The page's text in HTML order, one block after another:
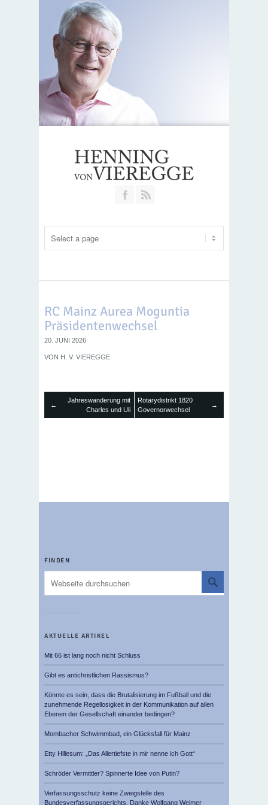
Join our Facebook Group
RC Mainz Aurea Moguntia
Präsidentenwechsel
20. JUNI 2026
VON H. V. VIEREGGE
←
Jahreswanderung mit
Charles und Uli
Rotarydistrikt 1820
Governorwechsel
→
FINDEN
AKTUELLE ARTIKEL
Mit 66 ist lang noch nicht Schluss
Gibt es antichristlichen Rassismus?
Könnte es sein, dass die Brutalisierung im Fußball und die
zunehmende Regellosigkeit in der Kommunikation auf allen
Ebenen der Gesellschaft einander bedingen?
Mombacher Schwimmbad, ein Glücksfall für Mainz
Etty Hillesum: „Das Allertiefste in mir nenne ich Gott“
Schröder Vermittler? Spinnerte Idee von Putin?
Verfassungsschutz keine Zweigstelle des
Bundesverfassungsgerichts. Danke Wolfgang Weimer